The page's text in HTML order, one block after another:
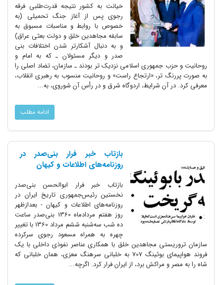
خیانت به کشور نتیجه قدرت‌طلبی فرقه
رجوی پس از آغاز جنگ تحمیلى (به
خصوص با روابط و مناسبات مسبوق به
سابقه مجاهدین خلق و دولت بعثى عراق)
و به دنبال آشکارتر شدن اختلافات بنى
صدر و دیگر مسئولان ـ که به امام و
روحانیت و حزب جمهورى اسلامى نزدیک تر بودند ـ سازمان، تضاد اصلى را
به صورت پررنگ تر، «ارتجاع راست» و روحانیت منسوب به رهبرى انقلاب،
معرفى کرد. در آن شرایط، اردوگاه شرق و در رأس آن شوروى، به...
ادامه مطلب
بازتاب خبر فرار بنی‌صدر در
روزنامه‌های اطلاعات و کیهان
بازتاب خبر فرار ابوالحسن بنی‌صدر
نخستین رئیس‌جمهوری تاریخ ایران در
روزنامه‌های اطلاعات و کیهان - بعدازظهر
روز هفتم مردادماه 1360 بنی‌صدر ساعت
ده شب سه‌شنبه ششم مرداد 1360 با تغییر
چهره به همراه مسعود رجوی سرکرده
سازمان تروریستی مجاهدین خلق با همکاری عناصر نفوذی داخلی با یک
فروند هواپیمای بوئینگ 707 به خلبانی سرهنگ معزی، همان خلبانی که
شاه را به مصر و مراکش برد، از ایران فرار کرد. اگرچه...